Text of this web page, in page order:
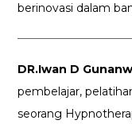
berinovasi dalam
DR.Iwan D
pembelajar,
seorang